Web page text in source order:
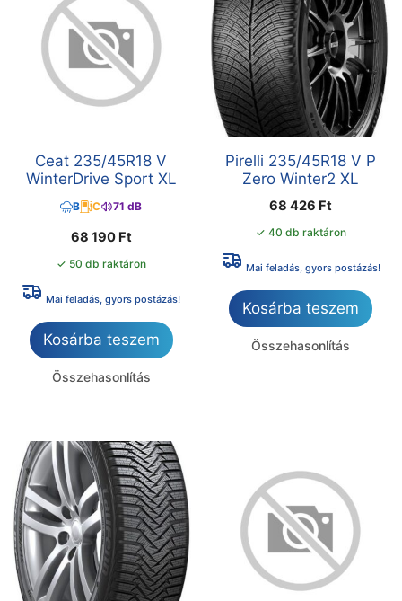
Ceat 235/45R18 V
WinterDrive Sport XL
B C 71 dB
68 190 Ft
✓ 50 db raktáron
Mai feladás, gyors postázás!
Kosárba teszem
Összehasonlítás
Pirelli 235/45R18 V P
Zero Winter2 XL
68 426 Ft
✓ 40 db raktáron
Mai feladás, gyors postázás!
Kosárba teszem
Összehasonlítás